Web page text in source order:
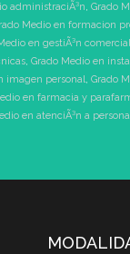
administraciÃ³n, Grado
Medio en formacion
en gestiÃ³n
, Grado Medio en
imagen personal, Grado
en farmacia y
en atenciÃ³n a